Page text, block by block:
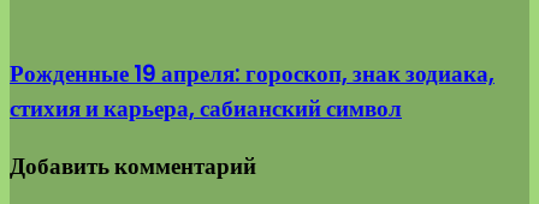
Рожденные 19 апреля: гороскоп, знак зодиака,
стихия и карьера, сабианский символ
Добавить комментарий